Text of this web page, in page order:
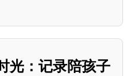
光：记录陪孩子